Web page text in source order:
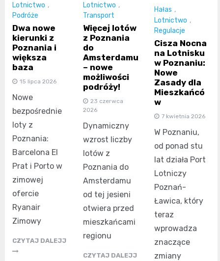
Lotnictwo ,
Podróże
Dwa nowe
kierunki z
Poznania i
większa
baza
15 lipca 2026
Nowe
bezpośrednie
loty z
Poznania:
Barcelona El
Prat i Porto w
zimowej
ofercie
Ryanair
Zimowy
CZYTAJ DALEJJ
Lotnictwo ,
Transport
Więcej lotów
z Poznania
do
Amsterdamu
– nowe
możliwości
podróży!
23 czerwca
2026
Dynamiczny
wzrost liczby
lotów z
Poznania do
Amsterdamu
od tej jesieni
otwiera przed
mieszkańcami
regionu
CZYTAJ DALEJJ
Hałas ,
Lotnictwo ,
Regulacje
Cisza Nocna
na Lotnisku
w Poznaniu:
Nowe
Zasady dla
Mieszkańcó
w
7 kwietnia 2026
W Poznaniu,
od ponad stu
lat działa Port
Lotniczy
Poznań-
Ławica, który
teraz
wprowadza
znaczące
zmiany